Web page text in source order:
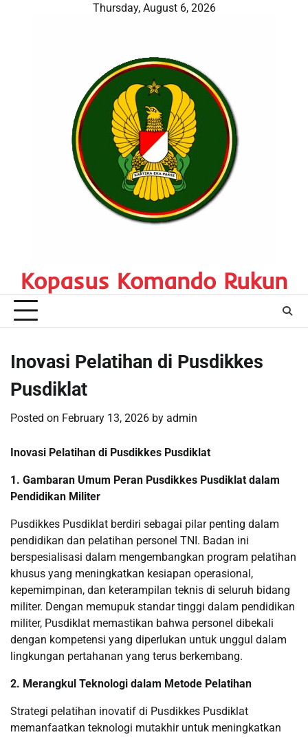
Thursday, August 6, 2026
Kopasus Komando Rukun
Inovasi Pelatihan di Pusdikkes
Pusdiklat
Posted on February 13, 2026 by admin
Inovasi Pelatihan di Pusdikkes Pusdiklat
1. Gambaran Umum Peran Pusdikkes Pusdiklat dalam
Pendidikan Militer
Pusdikkes Pusdiklat berdiri sebagai pilar penting dalam
pendidikan dan pelatihan personel TNI. Badan ini
berspesialisasi dalam mengembangkan program pelatihan
khusus yang meningkatkan kesiapan operasional,
kepemimpinan, dan keterampilan teknis di seluruh bidang
militer. Dengan memupuk standar tinggi dalam pendidikan
militer, Pusdiklat memastikan bahwa personel dibekali
dengan kompetensi yang diperlukan untuk unggul dalam
lingkungan pertahanan yang terus berkembang.
2. Merangkul Teknologi dalam Metode Pelatihan
Strategi pelatihan inovatif di Pusdikkes Pusdiklat
memanfaatkan teknologi mutakhir untuk meningkatkan